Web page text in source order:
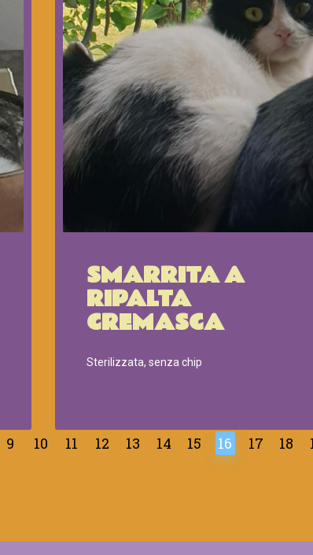
SMARRITA A
RIPALTA
CREMASCA
Sterilizzata, senza chip
9 10 11 12 13 14 15 16 17 18